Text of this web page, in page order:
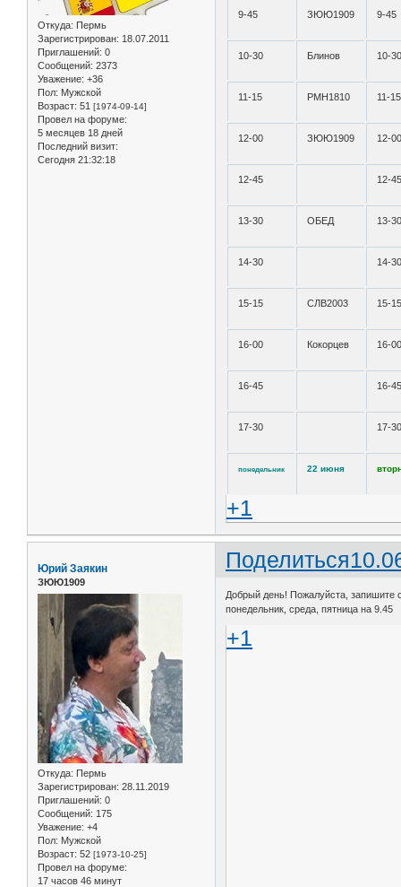
Откуда: Пермь
Зарегистрирован: 18.07.2011
Приглашений: 0
Сообщений: 2373
Уважение: +36
Пол: Мужской
Возраст: 51 [1974-09-14]
Провел на форуме:
5 месяцев 18 дней
Последний визит:
Сегодня 21:32:18
9-45 ЗЮЮ1909 9-45
10-30 Блинов 10-
11-15 РМН1810 11-15
12-00 ЗЮЮ1909 12-
12-45 12-
13-30 ОБЕД 13-
14-30 14-
15-15 СЛВ2003 15-
16-00 Кокорцев 16-
16-45 16-
17-30 17-
понедельник 22 июня
+1
Поделиться
Юрий Заякин
ЗЮЮ1909
Откуда: Пермь
Зарегистрирован: 28.11.2019
Приглашений: 0
Сообщений: 175
Уважение: +4
Пол: Мужской
Возраст: 52 [1973-10-25]
Провел на форуме:
17 часов 46 минут
Добрый день! Пожалуйста, запишите
понедельник, среда, пятница на 9.45
+1